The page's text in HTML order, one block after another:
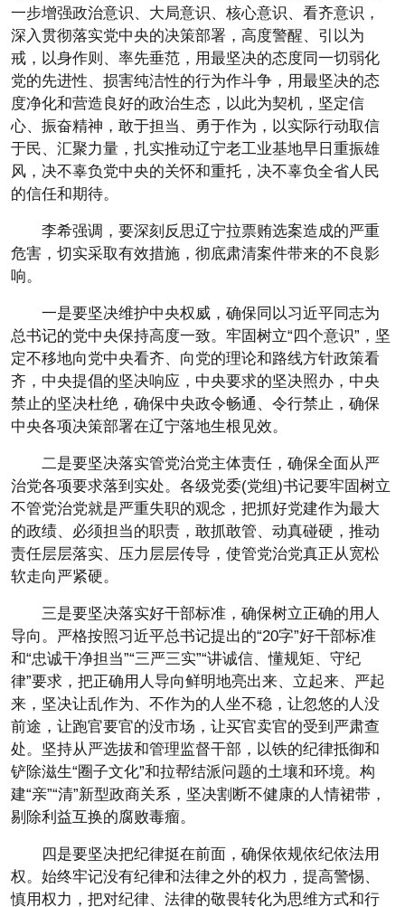
一步增强政治意识、大局意识、核心意识、看齐意识，
深入贯彻落实党中央的决策部署，高度警醒、引以为
戒，以身作则、率先垂范，用最坚决的态度同一切弱化
党的先进性、损害纯洁性的行为作斗争，用最坚决的态
度净化和营造良好的政治生态，以此为契机，坚定信
心、振奋精神，敢于担当、勇于作为，以实际行动取信
于民、汇聚力量，扎实推动辽宁老工业基地早日重振雄
风，决不辜负党中央的关怀和重托，决不辜负全省人民
的信任和期待。
李希强调，要深刻反思辽宁拉票贿选案造成的严重
危害，切实采取有效措施，彻底肃清案件带来的不良影
响。
一是要坚决维护中央权威，确保同以习近平同志为
总书记的党中央保持高度一致。牢固树立“四个意识”，坚
定不移地向党中央看齐、向党的理论和路线方针政策看
齐，中央提倡的坚决响应，中央要求的坚决照办，中央
禁止的坚决杜绝，确保中央政令畅通、令行禁止，确保
中央各项决策部署在辽宁落地生根见效。
二是要坚决落实管党治党主体责任，确保全面从严
治党各项要求落到实处。各级党委(党组)书记要牢固树立
不管党治党就是严重失职的观念，把抓好党建作为最大
的政绩、必须担当的职责，敢抓敢管、动真碰硬，推动
责任层层落实、压力层层传导，使管党治党真正从宽松
软走向严紧硬。
三是要坚决落实好干部标准，确保树立正确的用人
导向。严格按照习近平总书记提出的“20字”好干部标准
和“忠诚干净担当”“三严三实”“讲诚信、懂规矩、守纪
律”要求，把正确用人导向鲜明地亮出来、立起来、严起
来，坚决让乱作为、不作为的人坐不稳，让忽悠的人没
前途，让跑官要官的没市场，让买官卖官的受到严肃查
处。坚持从严选拔和管理监督干部，以铁的纪律抵御和
铲除滋生“圈子文化”和拉帮结派问题的土壤和环境。构
建“亲”“清”新型政商关系，坚决割断不健康的人情裙带，
剔除利益互换的腐败毒瘤。
四是要坚决把纪律挺在前面，确保依规依纪依法用
权。始终牢记没有纪律和法律之外的权力，提高警惕、
慎用权力，把对纪律、法律的敬畏转化为思维方式和行